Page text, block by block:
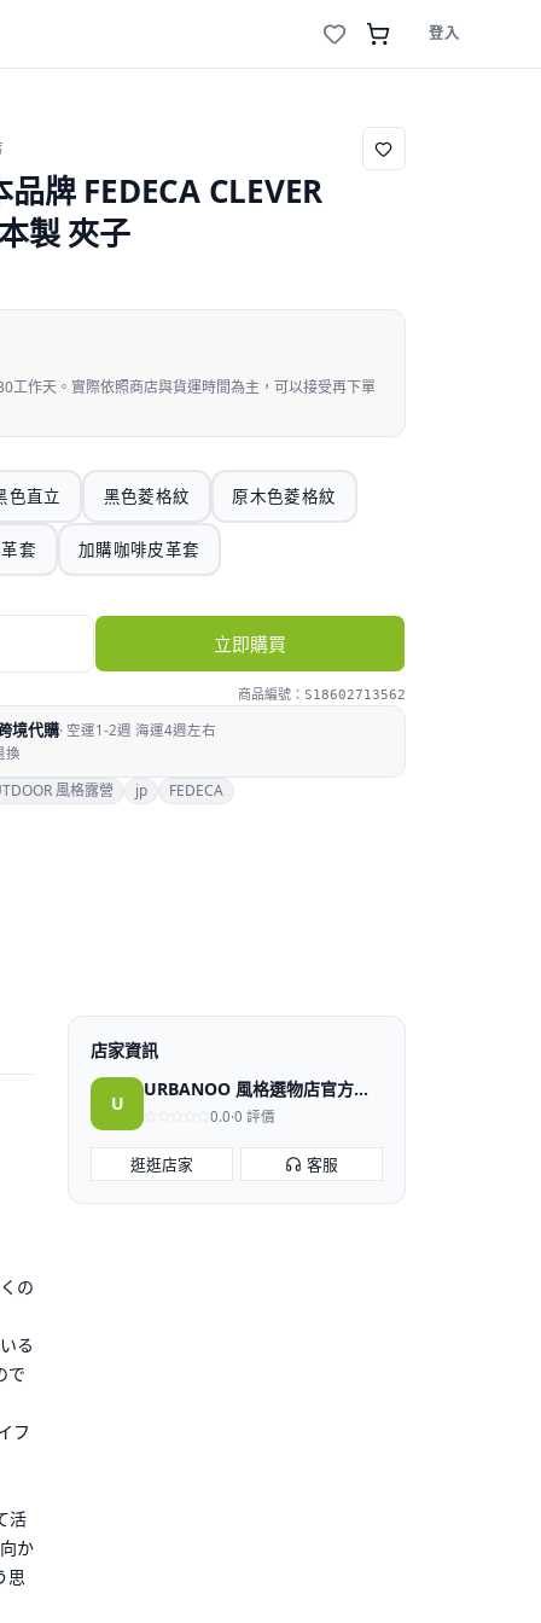
登入
牌 FEDECA CLEVER
製 夾子
工作天。實際依照商店與貨運時間為主，可以接受再下單
色直立 黑色菱格紋 原木色菱格紋
套 加購咖啡皮革套
立即購買
商品編號： S18602713562
境代購· 空運1-2週 海運4週左右
換
風格露營 jp FEDECA
の
る
で
フ
活
か
思
店家資訊
U
URBANOO 風格選物店官方商店
0.0·0 評價
逛逛店家 客服